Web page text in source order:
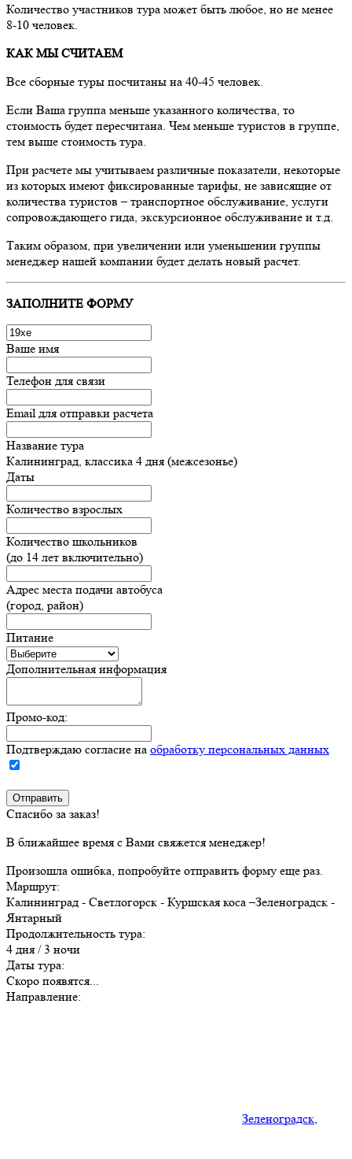
Количество участников тура может быть любое, но не менее
8-10 человек.
КАК МЫ СЧИТАЕМ
Все сборные туры посчитаны на 40-45 человек.
Если Ваша группа меньше указанного количества, то
стоимость будет пересчитана. Чем меньше туристов в группе,
тем выше стоимость тура.
При расчете мы учитываем различные показатели, некоторые
из которых имеют фиксированные тарифы, не зависящие от
количества туристов – транспортное обслуживание, услуги
сопровождающего гида, экскурсионное обслуживание и т.д.
Таким образом, при увеличении или уменьшении группы
менеджер нашей компании будет делать новый расчет.
ЗАПОЛНИТЕ ФОРМУ
Ваше имя
Телефон для связи
Email для отправки расчета
Название тура
Калининград, классика 4 дня (межсезонье)
Даты
Количество взрослых
Количество школьников
(до 14 лет включительно)
Адрес места подачи автобуса
(город, район)
Питание
Дополнительная информация
Промо-код:
Подтверждаю согласие на обработку персональных данных
Спасибо за заказ!
В ближайшее время с Вами свяжется менеджер!
Произошла ошибка, попробуйте отправить форму еще раз.
Маршрут:
Калининград - Светлогорск - Куршская коса –Зеленоградск -
Янтарный
Продолжительность тура:
4 дня / 3 ночи
Даты тура:
Скоро появятся...
Направление:
Зеленоградск,